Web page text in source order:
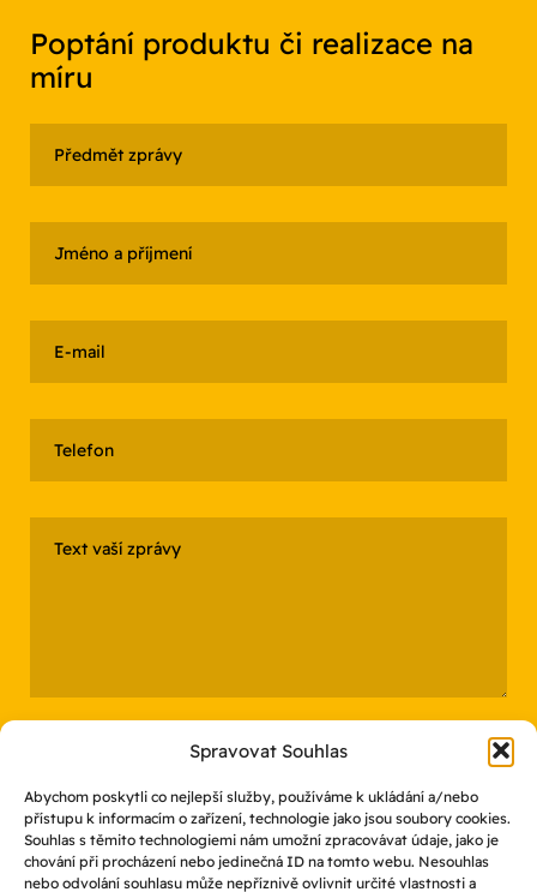
Spravovat Souhlas
Abychom poskytli co nejlepší služby, používáme k ukládání a/nebo
přístupu k informacím o zařízení, technologie jako jsou soubory cookies.
Souhlas s těmito technologiemi nám umožní zpracovávat údaje, jako je
chování při procházení nebo jedinečná ID na tomto webu. Nesouhlas
nebo odvolání souhlasu může nepříznivě ovlivnit určité vlastnosti a
Poptání produktu či realizace na
míru
Odesláním souhlasíte se zpracováním osobních údajů